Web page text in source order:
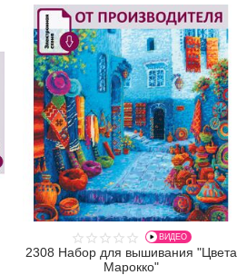
ВИДЕО
2308 Набор для вышивания "Цвета
Марокко"